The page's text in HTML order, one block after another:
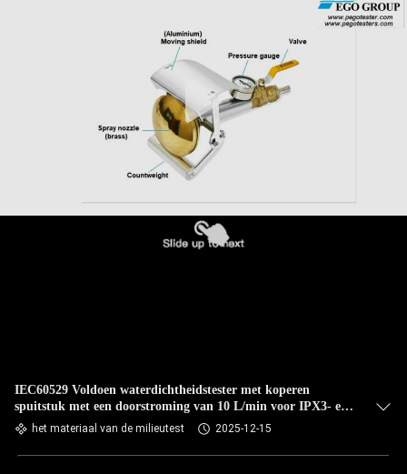
IEC60529 Voldoen waterdichtheidstester met koperen
spuitstuk met een doorstroming van 10 L/min voor IPX3- en
IPX4-testapparatuur
het materiaal van de milieutest 2025-12-15